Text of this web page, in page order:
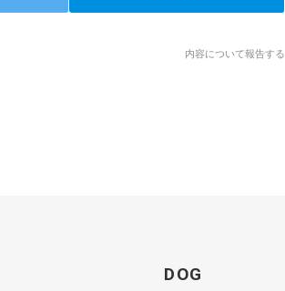
内容について報告する
DOG